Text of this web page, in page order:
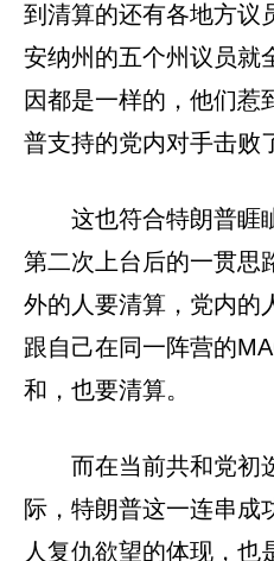
到清算的还有各地方议
安纳州的五个州议员就
因都是一样的，他们惹
普支持的党内对手击败
这也符合特朗普睚
第二次上台后的一贯思
外的人要清算，党内的
跟自己在同一阵营的
和，也要清算。
而在当前共和党初
际，特朗普这一连串成
人复仇欲望的体现，也